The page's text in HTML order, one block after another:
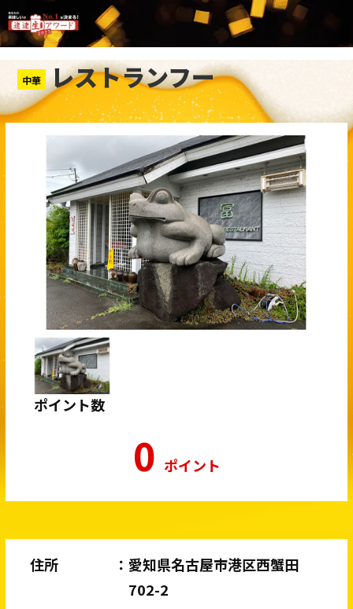
中華 レストランフー
ポイント数
0 ポイント
住所
愛知県名古屋市港区西蟹田
702-2